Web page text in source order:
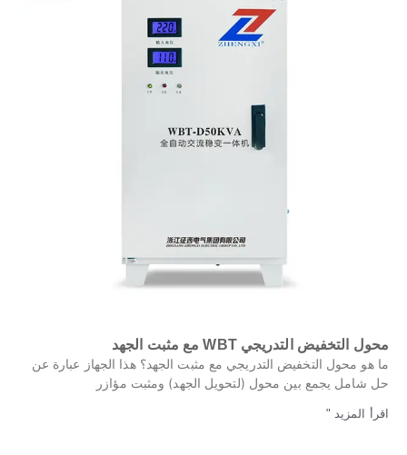
محول التخفيض التدريجي WBT مع مثبت الجهد
ما هو محول التخفيض التدريجي مع مثبت الجهد؟ هذا الجهاز عبارة عن
حل شامل يجمع بين محول (لتحويل الجهد) ومثبت مؤازر
اقرأ المزيد "